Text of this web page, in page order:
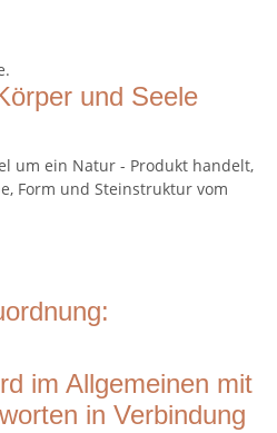
und Seele
um ein Natur - Produkt handelt,
Form und Steinstruktur vom
im Allgemeinen mit
in Verbindung